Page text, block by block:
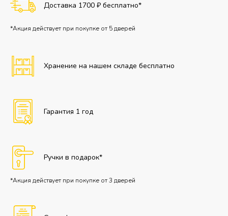
Доставка 1700 ₽ бесплатно*
*Акция действует при покупке от 5 дверей
Хранение на нашем складе бесплатно
Гарантия 1 год
Ручки в подарок*
*Акция действует при покупке от 3 дверей